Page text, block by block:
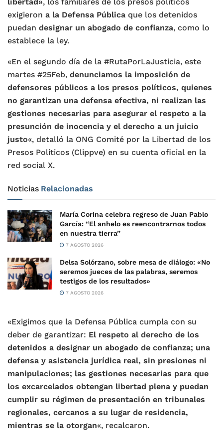
exigieron a la Defensa Pública que los detenidos
puedan designar un abogado de confianza, como lo
establece la ley.
«En el segundo día de la #RutaPorLaJusticia, este
martes #25Feb, denunciamos la imposición de
defensores públicos a los presos políticos, quienes
no garantizan una defensa efectiva, ni realizan las
gestiones necesarias para asegurar el respeto a la
presunción de inocencia y el derecho a un juicio
justo«, detalló la ONG Comité por la Libertad de los
Presos Políticos (Clippve) en su cuenta oficial en la
red social X.
Noticias Relacionadas
María Corina celebra regreso de Juan Pablo
García: “El anhelo es reencontrarnos todos
en nuestra tierra”
7 AGOSTO 2026
Delsa Solórzano, sobre mesa de diálogo: «No
seremos jueces de las palabras, seremos
testigos de los resultados»
7 AGOSTO 2026
«Exigimos que la Defensa Pública cumpla con su
deber de garantizar: El respeto al derecho de los
detenidos a designar un abogado de confianza; una
defensa y asistencia jurídica real, sin presiones ni
manipulaciones; las gestiones necesarias para que
los excarcelados obtengan libertad plena y puedan
cumplir su régimen de presentación en tribunales
regionales, cercanos a su lugar de residencia,
mientras se la otorgan«, recalcaron.